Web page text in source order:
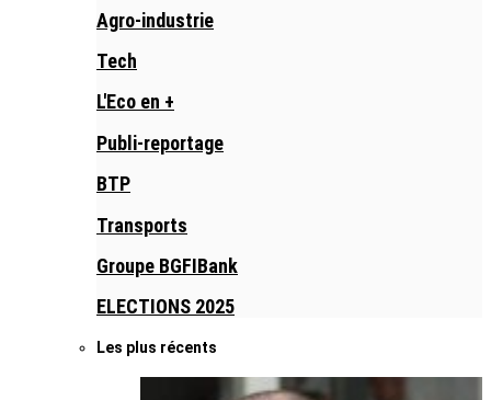
Agro-industrie
Tech
L'Eco en +
Publi-reportage
BTP
Transports
Groupe BGFIBank
ELECTIONS 2025
Les plus récents